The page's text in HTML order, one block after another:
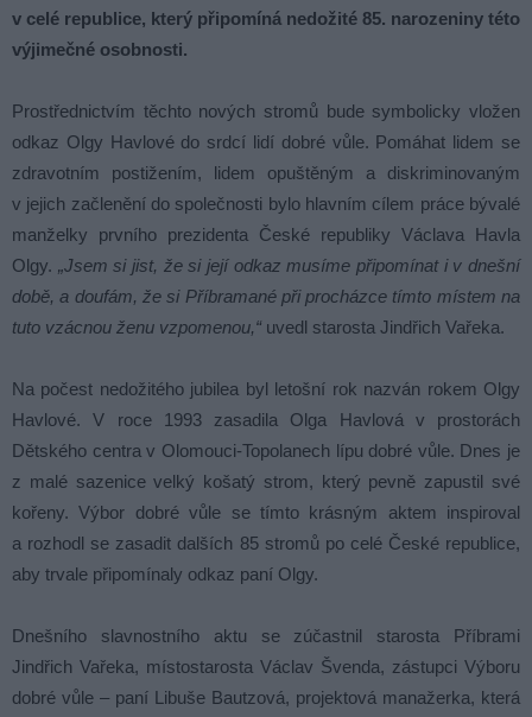
v celé republice, který připomíná nedožité 85. narozeniny této
výjimečné osobnosti.
Prostřednictvím těchto nových stromů bude symbolicky vložen
odkaz Olgy Havlové do srdcí lidí dobré vůle. Pomáhat lidem se
zdravotním postižením, lidem opuštěným a diskriminovaným
v jejich začlenění do společnosti bylo hlavním cílem práce bývalé
manželky prvního prezidenta České republiky Václava Havla
Olgy. „Jsem si jist, že si její odkaz musíme připomínat i v dnešní
době, a doufám, že si Příbramané při procházce tímto místem na
tuto vzácnou ženu vzpomenou,“ uvedl starosta Jindřich Vařeka.
Na počest nedožitého jubilea byl letošní rok nazván rokem Olgy
Havlové. V roce 1993 zasadila Olga Havlová v prostorách
Dětského centra v Olomouci-Topolanech lípu dobré vůle. Dnes je
z malé sazenice velký košatý strom, který pevně zapustil své
kořeny. Výbor dobré vůle se tímto krásným aktem inspiroval
a rozhodl se zasadit dalších 85 stromů po celé České republice,
aby trvale připomínaly odkaz paní Olgy.
Dnešního slavnostního aktu se zúčastnil starosta Příbrami
Jindřich Vařeka, místostarosta Václav Švenda, zástupci Výboru
dobré vůle – paní Libuše Bautzová, projektová manažerka, která